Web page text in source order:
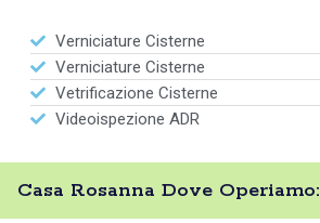
Verniciature Cisterne
Verniciature Cisterne
Vetrificazione Cisterne
Videoispezione ADR
Casa Rosanna Dove Operiamo: